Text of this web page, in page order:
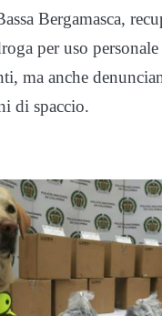
Bergamasca,
per uso
ma anche
di spaccio.